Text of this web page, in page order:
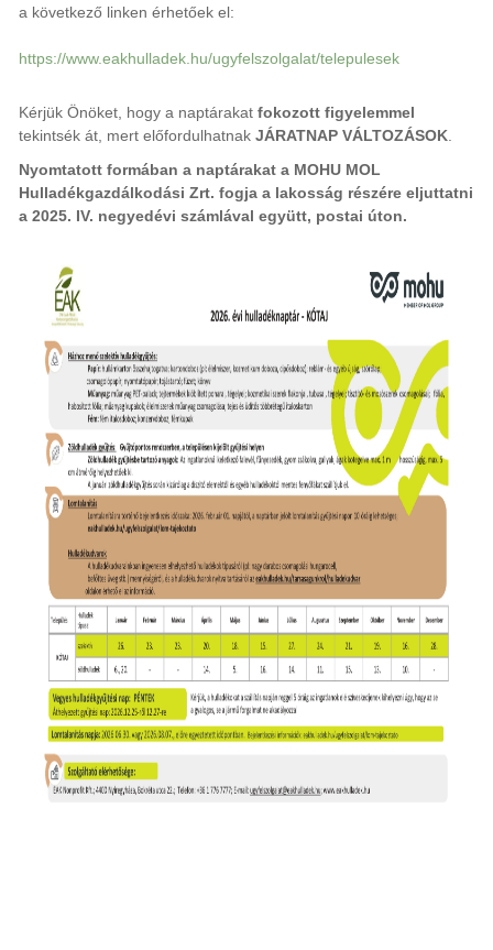
a következő linken érhetőek el:
https://www.eakhulladek.hu/ugyfelszolgalat/telepulesek
Kérjük Önöket, hogy a naptárakat fokozott figyelemmel
tekintsék át, mert előfordulhatnak JÁRATNAP VÁLTOZÁSOK.
Nyomtatott formában a naptárakat a MOHU MOL
Hulladékgazdálkodási Zrt. fogja a lakosság részére eljuttatni
a 2025. IV. negyedévi számlával együtt, postai úton.